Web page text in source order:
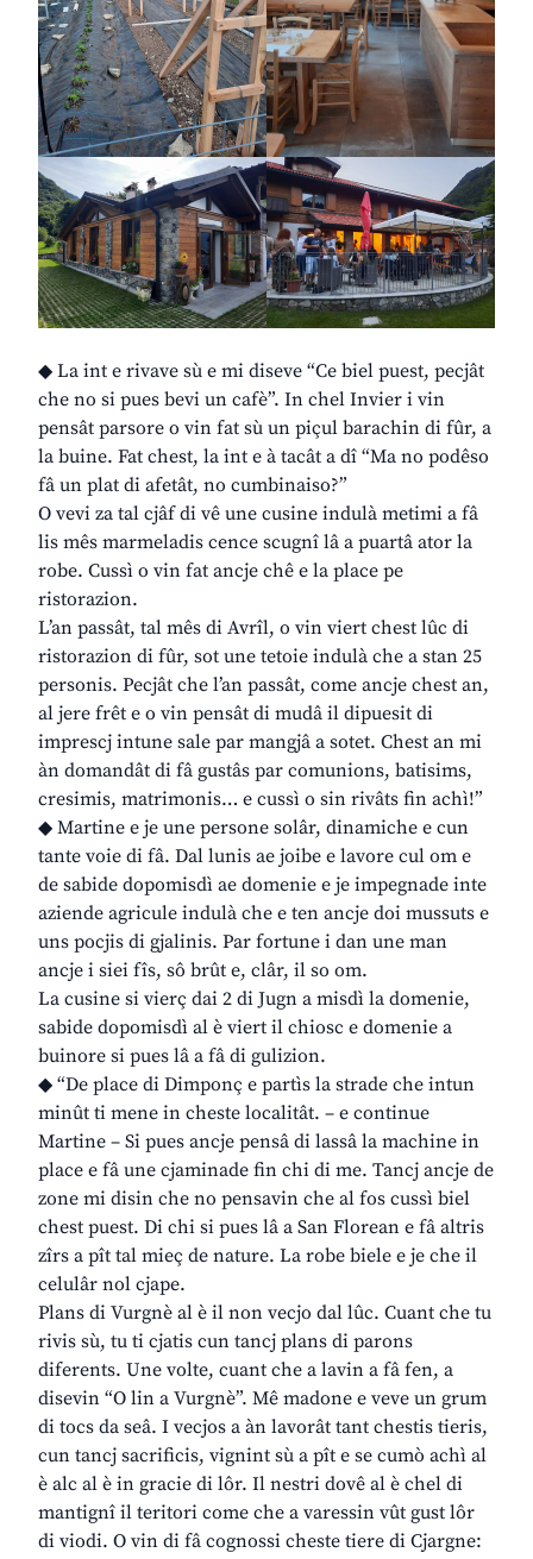
◆ La int e rivave sù e mi diseve “Ce biel puest, pecjât
che no si pues bevi un cafè”. In chel Invier i vin
pensât parsore o vin fat sù un piçul barachin di fûr, a
la buine. Fat chest, la int e à tacât a dî “Ma no podêso
fâ un plat di afetât, no cumbinaiso?”
O vevi za tal cjâf di vê une cusine indulà metimi a fâ
lis mês marmeladis cence scugnî lâ a puartâ ator la
robe. Cussì o vin fat ancje chê e la place pe
ristorazion.
L’an passât, tal mês di Avrîl, o vin viert chest lûc di
ristorazion di fûr, sot une tetoie indulà che a stan 25
personis. Pecjât che l’an passât, come ancje chest an,
al jere frêt e o vin pensât di mudâ il dipuesit di
imprescj intune sale par mangjâ a sotet. Chest an mi
àn domandât di fâ gustâs par comunions, batisims,
cresimis, matrimonis… e cussì o sin rivâts fin achì!”
◆ Martine e je une persone solâr, dinamiche e cun
tante voie di fâ. Dal lunis ae joibe e lavore cul om e
de sabide dopomisdì ae domenie e je impegnade inte
aziende agricule indulà che e ten ancje doi mussuts e
uns pocjis di gjalinis. Par fortune i dan une man
ancje i siei fîs, sô brût e, clâr, il so om.
La cusine si vierç dai 2 di Jugn a misdì la domenie,
sabide dopomisdì al è viert il chiosc e domenie a
buinore si pues lâ a fâ di gulizion.
◆ “De place di Dimponç e partìs la strade che intun
minût ti mene in cheste localitât. – e continue
Martine – Si pues ancje pensâ di lassâ la machine in
place e fâ une cjaminade fin chi di me. Tancj ancje de
zone mi disin che no pensavin che al fos cussì biel
chest puest. Di chi si pues lâ a San Florean e fâ altris
zîrs a pît tal mieç de nature. La robe biele e je che il
celulâr nol cjape.
Plans di Vurgnè al è il non vecjo dal lûc. Cuant che tu
rivis sù, tu ti cjatis cun tancj plans di parons
diferents. Une volte, cuant che a lavin a fâ fen, a
disevin “O lin a Vurgnè”. Mê madone e veve un grum
di tocs da seâ. I vecjos a àn lavorât tant chestis tieris,
cun tancj sacrificis, vignint sù a pît e se cumò achì al
è alc al è in gracie di lôr. Il nestri dovê al è chel di
mantignî il teritori come che a varessin vût gust lôr
di viodi. O vin di fâ cognossi cheste tiere di Cjargne: